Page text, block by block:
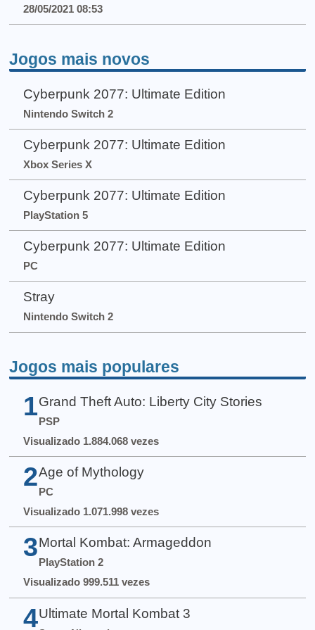
28/05/2021 08:53
Jogos mais novos
Cyberpunk 2077: Ultimate Edition
Nintendo Switch 2
Cyberpunk 2077: Ultimate Edition
Xbox Series X
Cyberpunk 2077: Ultimate Edition
PlayStation 5
Cyberpunk 2077: Ultimate Edition
PC
Stray
Nintendo Switch 2
Jogos mais populares
1 Grand Theft Auto: Liberty City Stories
PSP
Visualizado 1.884.068 vezes
2 Age of Mythology
PC
Visualizado 1.071.998 vezes
3 Mortal Kombat: Armageddon
PlayStation 2
Visualizado 999.511 vezes
4 Ultimate Mortal Kombat 3